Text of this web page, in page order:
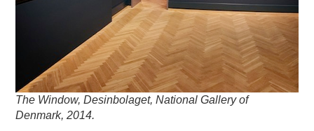
The Window, Desinbolaget, National Gallery of
Denmark, 2014.